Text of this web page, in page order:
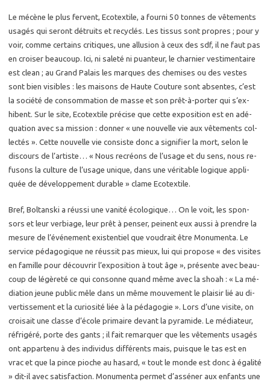
Le mé­cène le plus fervent, Eco­tex­tile, a four­ni 50 tonnes de vê­te­ments
usa­gés qui se­ront dé­truits et re­cy­clés. Les tis­sus sont propres ; pour y
voir, comme cer­tains cri­tiques, une al­lu­sion à ceux des sdf, il ne faut pas
en croi­ser beau­coup. Ici, ni sa­le­té ni puan­teur, le char­nier ves­ti­men­taire
est clean ; au Grand Pa­lais les marques des che­mises ou des vestes
sont bien vi­sibles : les mai­sons de Haute Cou­ture sont ab­sentes, c’est
la so­cié­té de consom­ma­tion de masse et son prêt-à-por­ter qui s‘ex­
hibent. Sur le site, Eco­tex­tile pré­cise que cette ex­po­si­tion est en adé­
qua­tion avec sa mis­sion : don­ner « une nou­velle vie aux vê­te­ments col­
lec­tés ». Cette nou­velle vie consiste donc a si­gni­fier la mort, selon le
dis­cours de l’ar­tiste… « Nous re­créons de l’usage et du sens, nous re­
fu­sons la culture de l’usage unique, dans une vé­ri­table lo­gique ap­pli­
quée de dé­ve­lop­pe­ment du­rable » clame Eco­tex­tile.
Bref, Bol­tans­ki a réus­si une va­ni­té éco­lo­gique… On le voit, les spon­
sors et leur ver­biage, leur prêt à pen­ser, peinent eux aussi à prendre la
me­sure de l’évé­ne­ment exis­ten­tiel que vou­drait être Mo­nu­men­ta. Le
ser­vice pé­da­go­gique ne réus­sit pas mieux, lui qui pro­pose « des vi­sites
en fa­mille pour dé­cou­vrir l’ex­po­si­tion à tout âge », pré­sente avec beau­
coup de lé­gè­re­té ce qui consonne quand même avec la shoah : « La mé­
dia­tion jeune pu­blic mêle dans un même mou­ve­ment le plai­sir lié au di­
ver­tis­se­ment et la cu­rio­si­té liée à la pé­da­go­gie ». Lors d’une vi­site, on
croi­sait une classe d’école pri­maire de­vant la py­ra­mide. Le mé­dia­teur,
ré­fri­gé­ré, porte des gants ; il fait re­mar­quer que les vê­te­ments usa­gés
ont ap­par­te­nu à des in­di­vi­dus dif­fé­rents mais, puisque le tas est en
vrac et que la pince pioche au ha­sard, « tout le monde est donc à éga­li­té
» dit-il avec sa­tis­fac­tion. Mo­nu­men­ta per­met d’as­sé­ner aux en­fants une